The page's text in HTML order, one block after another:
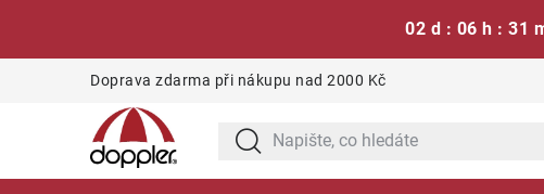
02 d : 06 h : 31
Doprava zdarma při nákupu nad 2000 Kč